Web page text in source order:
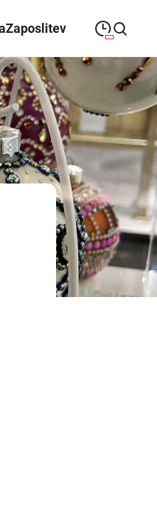
Zaposlitev
21:00
09:00—21:00
09:00
09:00—21:00
09:00—21:00
08:00—21:00